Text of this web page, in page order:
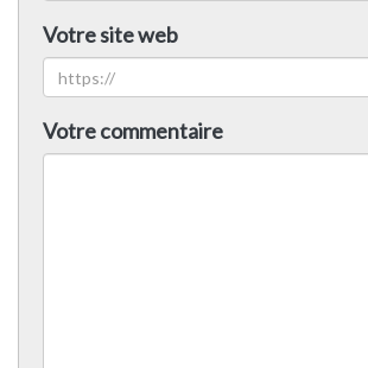
Votre site web
Votre commentaire